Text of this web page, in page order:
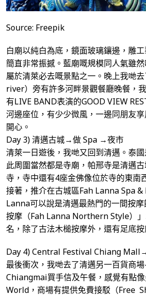
Source: Freepik
白廟以純白為底，鏡面玻璃鑲邊，雕
簡直非常振撼。藍廟嘅規模同人氣雖
屬於清萊必去嘅景點之一。晚上我哋
river）旁有許多河畔景觀餐廳晚餐，
有LIVE BAND表演的GOOD VIEW
河邊座位，有少少微風，一邊同朋友
開心。
Day 3) 清邁古城→做 Spa →夜市
清萊一日遊後，我哋又回到清邁。泰
此周圍當然都是寺廟，帕邢寺是清邁
寺，寺中還有4座金佛像位於寺的東南
接著，推介在古城區Fah Lanna Spa
Lanna可以說是清邁最熱門的一間按
按摩（Fah Lanna Northern Style）
名，除了古法木槌按摩外，還有足底
Day 4) Central Festival Chiang
最後衝次，我哋去了清邁另一百貨商
Chiangmai買手信及午餐，感覺有點
World，商場有提供免費接駁（Free